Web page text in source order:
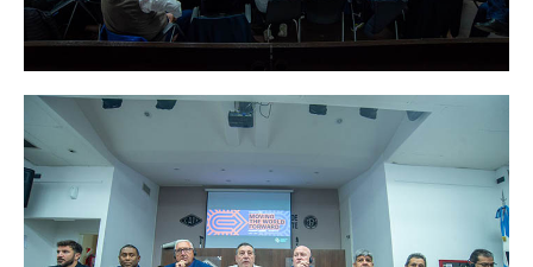
Hoteles y cabañas
Viaje de bodas
Camioneritos
Jubilados
Gremiales